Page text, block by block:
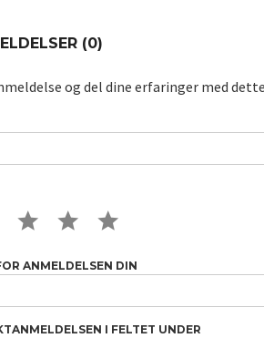
(0)
og del dine erfaringer med
3 STAR4 STAR5 STAR
ANMELDELSEN DIN
I FELTET UNDER